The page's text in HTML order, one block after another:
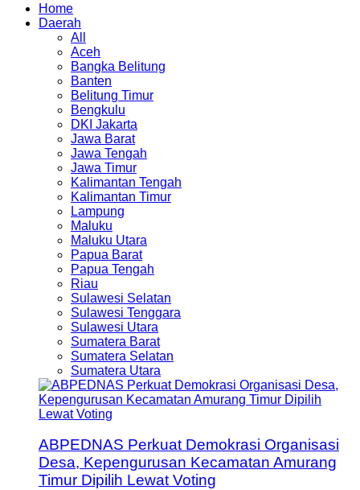
Home
Daerah
All
Aceh
Bangka Belitung
Banten
Belitung Timur
Bengkulu
DKI Jakarta
Jawa Barat
Jawa Tengah
Jawa Timur
Kalimantan Tengah
Kalimantan Timur
Lampung
Maluku
Maluku Utara
Papua Barat
Papua Tengah
Riau
Sulawesi Selatan
Sulawesi Tenggara
Sulawesi Utara
Sumatera Barat
Sumatera Selatan
Sumatera Utara
ABPEDNAS Perkuat Demokrasi Organisasi
Desa, Kepengurusan Kecamatan Amurang
Timur Dipilih Lewat Voting